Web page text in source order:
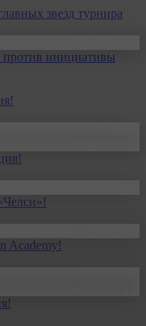
звезд турнира
инициативы
Academy!